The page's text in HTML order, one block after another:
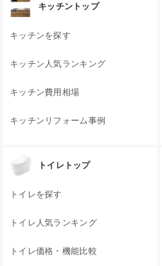
キッチントップ
キッチンを探す
キッチン人気ランキング
キッチン費用相場
キッチンリフォーム事例
トイレトップ
トイレを探す
トイレ人気ランキング
トイレ価格・機能比較